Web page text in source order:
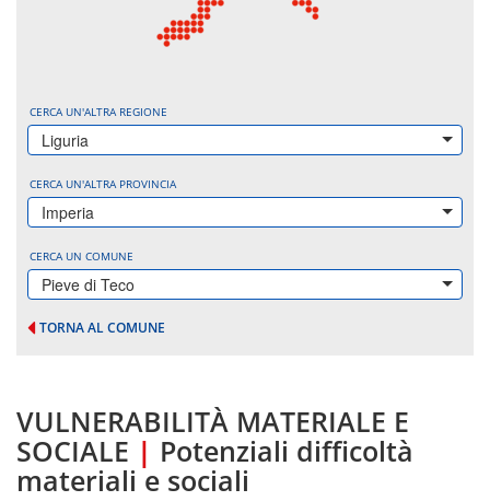
CERCA UN'ALTRA REGIONE
Liguria
CERCA UN'ALTRA PROVINCIA
Imperia
CERCA UN COMUNE
Pieve di Teco
TORNA AL COMUNE
VULNERABILITÀ MATERIALE E
SOCIALE | Potenziali difficoltà
materiali e sociali